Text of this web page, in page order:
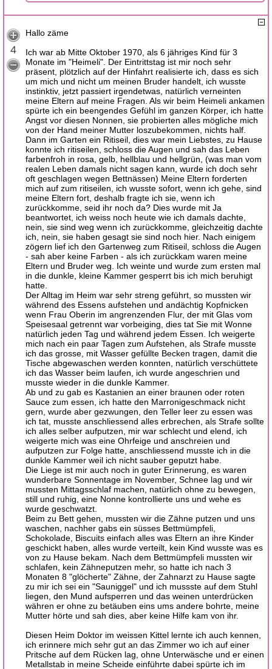
4
Hallo zäme
Ich war ab Mitte Oktober 1970, als 6 jähriges Kind für 3
Monate im "Heimeli". Der Eintrittstag ist mir noch sehr
präsent, plötzlich auf der Hinfahrt realisierte ich, dass es sich
um mich und nicht um meinen Bruder handelt, ich wusste
instinktiv, jetzt passiert irgendetwas, natürlich verneinten
meine Eltern auf meine Fragen. Als wir beim Heimeli ankamen
spürte ich ein beengendes Gefühl im ganzen Körper, ich hatte
Angst vor diesen Nonnen, sie probierten alles mögliche mich
von der Hand meiner Mutter loszubekommen, nichts half.
Dann im Garten ein Ritiseil, dies war mein Liebstes, zu Hause
konnte ich ritiseilen, schloss die Augen und sah das Leben
farbenfroh in rosa, gelb, hellblau und hellgrün, (was man vom
realen Leben damals nicht sagen kann, wurde ich doch sehr
oft geschlagen wegen Bettnässen) Meine Eltern forderten
mich auf zum ritiseilen, ich wusste sofort, wenn ich gehe, sind
meine Eltern fort, deshalb fragte ich sie, wenn ich
zurückkomme, seid ihr noch da? Dies wurde mit Ja
beantwortet, ich weiss noch heute wie ich damals dachte,
nein, sie sind weg wenn ich zurückkomme, gleichzeitig dachte
ich, nein, sie haben gesagt sie sind noch hier. Nach einigem
zögern lief ich den Gartenweg zum Ritiseil, schloss die Augen
- sah aber keine Farben - als ich zurückkam waren meine
Eltern und Bruder weg. Ich weinte und wurde zum ersten mal
in die dunkle, kleine Kammer gesperrt bis ich mich beruhigt
hatte.
Der Alltag im Heim war sehr streng geführt, so mussten wir
während des Essens aufstehen und andächtig Kopfnicken
wenn Frau Oberin im angrenzenden Flur, der mit Glas vom
Speisesaal getrennt war vorbeiging, dies tat Sie mit Wonne
natürlich jeden Tag und während jedem Essen. Ich weigerte
mich nach ein paar Tagen zum Aufstehen, als Strafe musste
ich das grosse, mit Wasser gefüllte Becken tragen, damit die
Tische abgewaschen werden konnten, natürlich verschüttete
ich das Wasser beim laufen, ich wurde angeschrien und
musste wieder in die dunkle Kammer.
Ab und zu gab es Kastanien an einer braunen oder roten
Sauce zum essen, ich hatte den Marronigeschmack nicht
gern, wurde aber gezwungen, den Teller leer zu essen was
ich tat, musste anschliessend alles erbrechen, als Strafe sollte
ich alles selber aufputzen, mir war schlecht und elend, ich
weigerte mich was eine Ohrfeige und anschreien und
aufputzen zur Folge hatte, anschliessend musste ich in die
dunkle Kammer weil ich nicht sauber geputzt habe.
Die Liege ist mir auch noch in guter Erinnerung, es waren
wunderbare Sonnentage im November, Schnee lag und wir
mussten Mittagsschlaf machen, natürlich ohne zu bewegen,
still und ruhig, eine Nonne kontrollierte uns und wehe es
wurde geschwatzt.
Beim zu Bett gehen, mussten wir die Zähne putzen und uns
waschen, nachher gabs ein süsses Bettmümpfeli,
Schokolade, Biscuits einfach alles was Eltern an ihre Kinder
geschickt haben, alles wurde verteilt, kein Kind wusste was es
von zu Hause bekam. Nach dem Bettmümpfeli mussten wir
schlafen, kein Zähneputzen mehr, so hatte ich nach 3
Monaten 8 "glöcherte" Zähne, der Zahnarzt zu Hause sagte
zu mir ich sei ein "Sauniggel" und ich mussste auf dem Stuhl
liegen, den Mund aufsperren und das weinen unterdrücken
währen er ohne zu betäuben eins ums andere bohrte, meine
Mutter hörte und sah dies, aber keine Hilfe kam von ihr.
Diesen Heim Doktor im weissen Kittel lernte ich auch kennen,
ich erinnere mich sehr gut an das Zimmer wo ich auf einer
Pritsche auf dem Rücken lag, ohne Unterwäsche und er einen
Metallstab in meine Scheide einführte dabei spürte ich im